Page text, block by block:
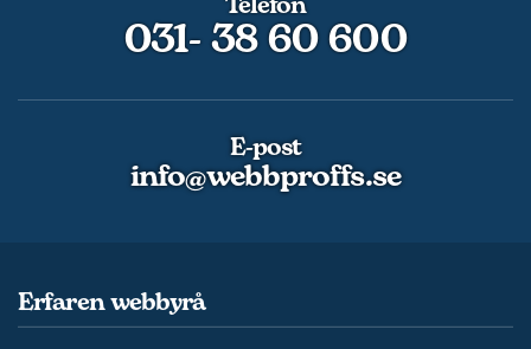
031- 38 60 600
E-post
info@webbproffs.se
Erfaren webbyrå